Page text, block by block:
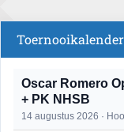
Toernooikalender
Oscar Romero
+ PK NHSB
14 augustus 2026 ·